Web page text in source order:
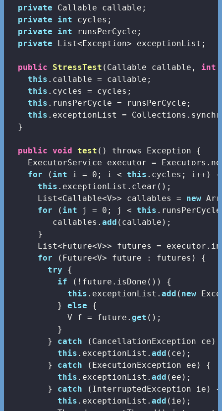
private Callable callable;
private
int cycles;
private
int runsPerCycle;
private List<Exception>
public StressTest ( Callable callable, int
this .callable = callable;
this .cycles = cycles;
this .runsPerCycle = runsPerCycle;
this .exceptionList =
  }
public void test ( ) throws Exception {
ExecutorService executor =
for ( int i = 0 ; i < this .cycles; i++) {
this .exceptionList.clear();
      List<Callable<V>> callables =
new
for ( int j = 0 ; j < this
         callables.
add (callable);
      }
List<Future<V>> futures =
for (Future<V> future : futures) {
try {
if (!future.isDone()) {
this .exceptionList.add ( new
          }
else {
            V f = future.
get ();
          }
        }
catch (CancellationException ce)
this .exceptionList.add (ce);
        }
catch (ExecutionException ee) {
this .exceptionList.add (ee);
        }
catch (InterruptedException ie) {
this .exceptionList.add (ie);